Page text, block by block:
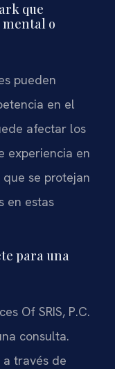
que
o
pueden
en el
afectar los
experiencia en
se protejan
en estas
para una
Of SRIS, P.C.
consulta.
través de